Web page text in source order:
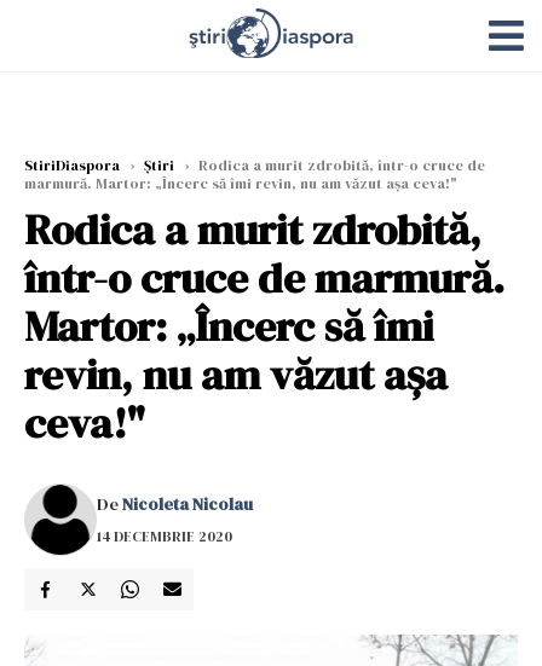
StiriDiaspora › Știri › Rodica a murit zdrobită, într-o cruce de
marmură. Martor: „Încerc să îmi revin, nu am văzut așa ceva!"
Rodica a murit zdrobită,
într-o cruce de marmură.
Martor: „Încerc să îmi
revin, nu am văzut așa
ceva!"
DeNicoleta Nicolau
14 DECEMBRIE 2020